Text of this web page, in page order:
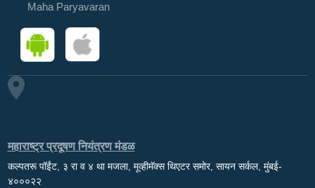
Maha Paryavaran
महाराष्ट्र प्रदूषण नियंत्रण मंडळ
कल्पतरू पॉईंट, ३ रा व ४ था मजला, मूव्हीमॅक्स थिएटर समोर, सायन सर्कल, मुंबई-
४०००२२